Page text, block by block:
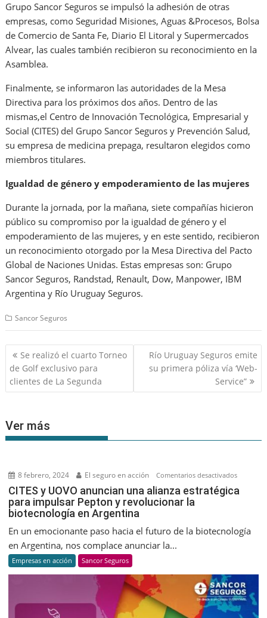
Grupo Sancor Seguros se impulsó la adhesión de otras
empresas, como Seguridad Misiones, Aguas &Procesos, Bolsa
de Comercio de Santa Fe, Diario El Litoral y Supermercados
Alvear, las cuales también recibieron su reconocimiento en la
Asamblea.
Finalmente, se informaron las autoridades de la Mesa
Directiva para los próximos dos años. Dentro de las
mismas,el Centro de Innovación Tecnológica, Empresarial y
Social (CITES) del Grupo Sancor Seguros y Prevención Salud,
su empresa de medicina prepaga, resultaron elegidos como
miembros titulares.
Igualdad de género y empoderamiento de las mujeres
Durante la jornada, por la mañana, siete compañías hicieron
público su compromiso por la igualdad de género y el
empoderamiento de las mujeres, y en este sentido, recibieron
un reconocimiento otorgado por la Mesa Directiva del Pacto
Global de Naciones Unidas. Estas empresas son: Grupo
Sancor Seguros, Randstad, Renault, Dow, Manpower, IBM
Argentina y Río Uruguay Seguros.
Sancor Seguros
Navegación
de
entradas
Se realizó el cuarto Torneo
de Golf exclusivo para
clientes de La Segunda
Río Uruguay Seguros emite
su primera póliza vía ‘Web-
Service”
Ver más
8 febrero, 2024 El seguro en acción Comentarios desactivadosen
CITES
anuncian
impulsar
Pepton
CITES y UOVO anuncian una alianza estratégica
para impulsar Pepton y revolucionar la
biotecnología en Argentina
En un emocionante paso hacia el futuro de la biotecnología
en Argentina, nos complace anunciar la...
Empresas en acción Sancor Seguros